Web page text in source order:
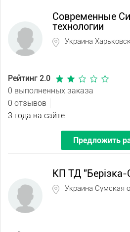
Современные
технологии
Украина
Рейтинг 2.0
0 выполненных заказа
0 отзывов
3 года на сайте
Предложить
КП ТД "Берізка-
Украина Сумская